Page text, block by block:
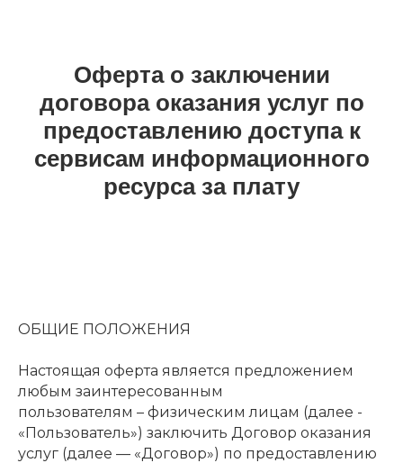
Оферта о заключении
договора оказания услуг по
предоставлению доступа к
сервисам информационного
ресурса за плату
ОБЩИЕ ПОЛОЖЕНИЯ
Настоящая оферта является предложением
любым заинтересованным
пользователям – физическим лицам (далее -
«Пользователь») заключить Договор оказания
услуг (далее — «Договор») по предоставлению